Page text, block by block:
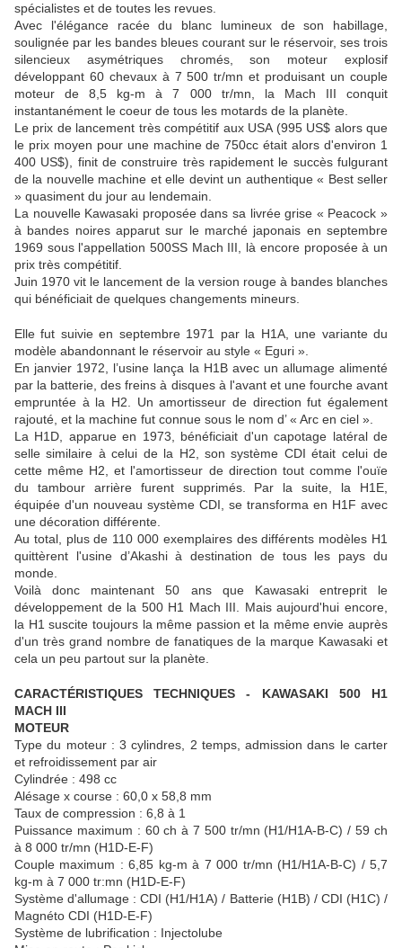
spécialistes et de toutes les revues.
Avec l'élégance racée du blanc lumineux de son habillage,
soulignée par les bandes bleues courant sur le réservoir, ses trois
silencieux asymétriques chromés, son moteur explosif
développant 60 chevaux à 7 500 tr/mn et produisant un couple
moteur de 8,5 kg-m à 7 000 tr/mn, la Mach III conquit
instantanément le coeur de tous les motards de la planète.
Le prix de lancement très compétitif aux USA (995 US$ alors que
le prix moyen pour une machine de 750cc était alors d'environ 1
400 US$), finit de construire très rapidement le succès fulgurant
de la nouvelle machine et elle devint un authentique « Best seller
» quasiment du jour au lendemain.
La nouvelle Kawasaki proposée dans sa livrée grise « Peacock »
à bandes noires apparut sur le marché japonais en septembre
1969 sous l'appellation 500SS Mach III, là encore proposée à un
prix très compétitif.
Juin 1970 vit le lancement de la version rouge à bandes blanches
qui bénéficiait de quelques changements mineurs.
Elle fut suivie en septembre 1971 par la H1A, une variante du
modèle abandonnant le réservoir au style « Eguri ».
En janvier 1972, l’usine lança la H1B avec un allumage alimenté
par la batterie, des freins à disques à l'avant et une fourche avant
empruntée à la H2. Un amortisseur de direction fut également
rajouté, et la machine fut connue sous le nom d’ « Arc en ciel ».
La H1D, apparue en 1973, bénéficiait d'un capotage latéral de
selle similaire à celui de la H2, son système CDI était celui de
cette même H2, et l'amortisseur de direction tout comme l'ouïe
du tambour arrière furent supprimés. Par la suite, la H1E,
équipée d'un nouveau système CDI, se transforma en H1F avec
une décoration différente.
Au total, plus de 110 000 exemplaires des différents modèles H1
quittèrent l'usine d’Akashi à destination de tous les pays du
monde.
Voilà donc maintenant 50 ans que Kawasaki entreprit le
développement de la 500 H1 Mach III. Mais aujourd'hui encore,
la H1 suscite toujours la même passion et la même envie auprès
d'un très grand nombre de fanatiques de la marque Kawasaki et
cela un peu partout sur la planète.
CARACTÉRISTIQUES TECHNIQUES - KAWASAKI 500 H1
MACH III
MOTEUR
Type du moteur : 3 cylindres, 2 temps, admission dans le carter
et refroidissement par air
Cylindrée : 498 cc
Alésage x course : 60,0 x 58,8 mm
Taux de compression : 6,8 à 1
Puissance maximum : 60 ch à 7 500 tr/mn (H1/H1A-B-C) / 59 ch
à 8 000 tr/mn (H1D-E-F)
Couple maximum : 6,85 kg-m à 7 000 tr/mn (H1/H1A-B-C) / 5,7
kg-m à 7 000 tr:mn (H1D-E-F)
Système d'allumage : CDI (H1/H1A) / Batterie (H1B) / CDI (H1C) /
Magnéto CDI (H1D-E-F)
Système de lubrification : Injectolube